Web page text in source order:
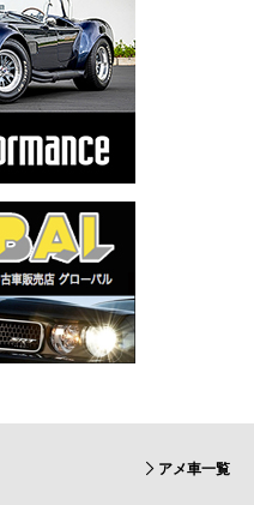
アメ車一覧